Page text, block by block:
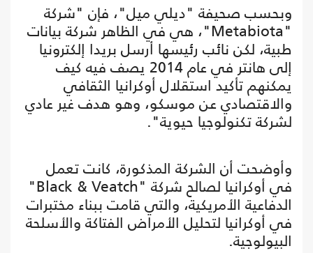
وبحسب صحيفة "ديلي ميل"، فإن "شركة
"Metabiota"، هي في الظاهر شركة بيانات
طبية، لكن نائب رئيسها أرسل بريدا إلكترونيا
إلى هانتر في عام 2014 يصف فيه كيف
يمكنهم تأكيد استقلال أوكرانيا الثقافي
والاقتصادي عن موسكو، وهو هدف غير عادي
لشركة تكنولوجيا حيوية".
وأوضحت أن الشركة المذكورة، كانت تعمل
في أوكرانيا لصالح شركة "Black & Veatch"
الدفاعية الأمريكية، والتي قامت ببناء مختبرات
في أوكرانيا لتحليل الأمراض الفتاكة والأسلحة
البيولوجية.